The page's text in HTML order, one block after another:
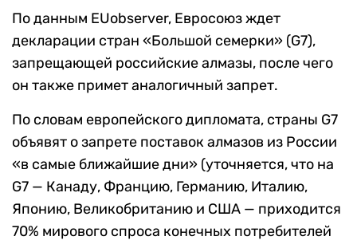
По данным EUobserver, Евросоюз ждет
декларации стран «Большой семерки» (G7),
запрещающей российские алмазы, после чего
он также примет аналогичный запрет.
По словам европейского дипломата, страны G7
объявят о запрете поставок алмазов из России
«в самые ближайшие дни» (уточняется, что на
G7 — Канаду, Францию, Германию, Италию,
Японию, Великобританию и США — приходится
70% мирового спроса конечных потребителей